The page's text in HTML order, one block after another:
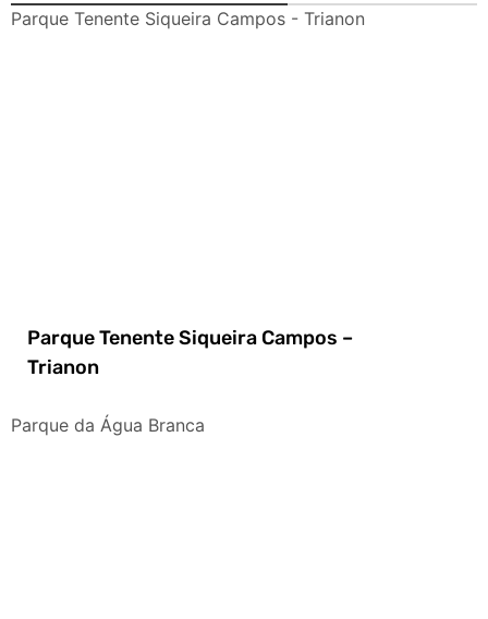
Parque Tenente Siqueira Campos - Trianon
Parque Tenente Siqueira Campos –
Trianon
Parque da Água Branca